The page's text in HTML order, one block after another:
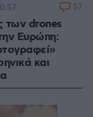
των drones
Ευρώπη:
και
57